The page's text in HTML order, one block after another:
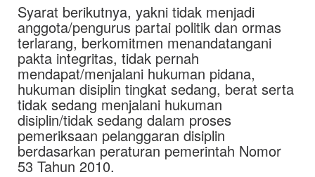
Syarat berikutnya, yakni tidak menjadi
anggota/pengurus partai politik dan ormas
terlarang, berkomitmen menandatangani
pakta integritas, tidak pernah
mendapat/menjalani hukuman pidana,
hukuman disiplin tingkat sedang, berat serta
tidak sedang menjalani hukuman
disiplin/tidak sedang dalam proses
pemeriksaan pelanggaran disiplin
berdasarkan peraturan pemerintah Nomor
53 Tahun 2010.